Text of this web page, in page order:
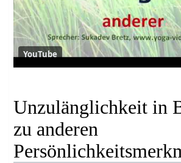
YouTube
Unzulänglichkeit in
zu anderen